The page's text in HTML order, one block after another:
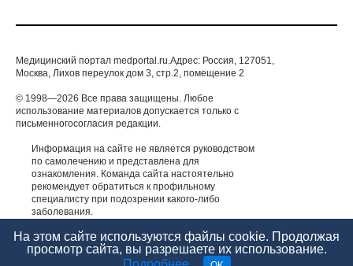
Медицинский портал medportal.ru.Адрес: Россия, 127051,
Москва, Лихов переулок дом 3, стр.2, помещение 2
© 1998—2026 Все права защищены. Любое
использование материалов допускается только с
письменногосогласия редакции.
Информация на сайте не является руководством
по самолечению и представлена для
ознакомления. Команда сайта настоятельно
рекомендует обратиться к профильному
специалисту при подозрении какого-либо
заболевания.
КОНСУЛЬТАЦИЯ СПЕЦИАЛИСТА.
На этом сайте используются файлы cookie. Продолжая
просмотр сайта, вы разрешаете их использование.